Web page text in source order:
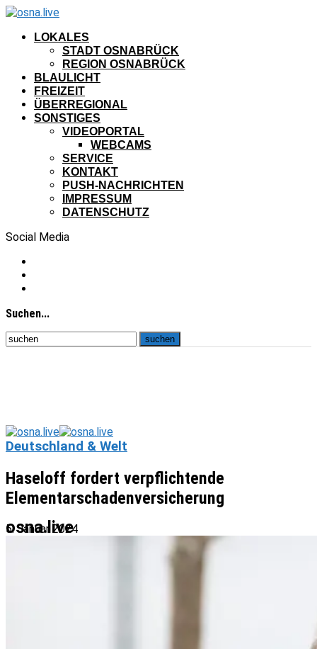
LOKALES
STADT OSNABRÜCK
REGION OSNABRÜCK
BLAULICHT
FREIZEIT
ÜBERREGIONAL
SONSTIGES
VIDEOPORTAL
WEBCAMS
SERVICE
KONTAKT
PUSH-NACHRICHTEN
IMPRESSUM
DATENSCHUTZ
Social Media
Suchen...
osna.live
Deutschland & Welt
Haseloff fordert verpflichtende
Elementarschadenversicherung
5. Januar 2024